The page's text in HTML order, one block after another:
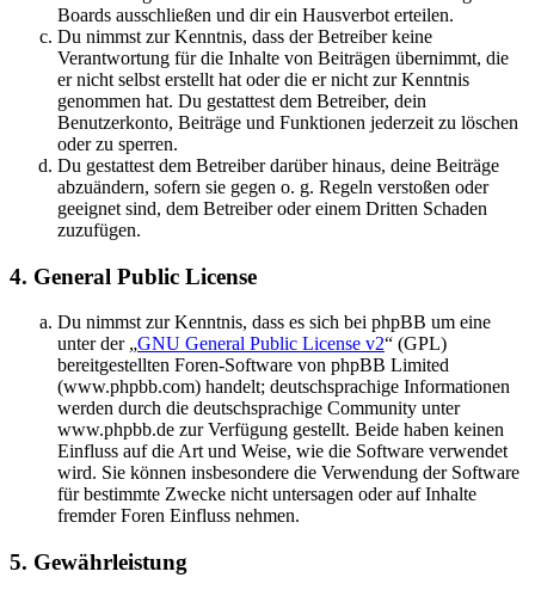
Boards ausschließen und dir ein Hausverbot erteilen.
Du nimmst zur Kenntnis, dass der Betreiber keine
Verantwortung für die Inhalte von Beiträgen übernimmt, die
er nicht selbst erstellt hat oder die er nicht zur Kenntnis
genommen hat. Du gestattest dem Betreiber, dein
Benutzerkonto, Beiträge und Funktionen jederzeit zu löschen
oder zu sperren.
Du gestattest dem Betreiber darüber hinaus, deine Beiträge
abzuändern, sofern sie gegen o. g. Regeln verstoßen oder
geeignet sind, dem Betreiber oder einem Dritten Schaden
zuzufügen.
4. General Public License
Du nimmst zur Kenntnis, dass es sich bei phpBB um eine
unter der „GNU General Public License v2“ (GPL)
bereitgestellten Foren-Software von phpBB Limited
(www.phpbb.com) handelt; deutschsprachige Informationen
werden durch die deutschsprachige Community unter
www.phpbb.de zur Verfügung gestellt. Beide haben keinen
Einfluss auf die Art und Weise, wie die Software verwendet
wird. Sie können insbesondere die Verwendung der Software
für bestimmte Zwecke nicht untersagen oder auf Inhalte
fremder Foren Einfluss nehmen.
5. Gewährleistung